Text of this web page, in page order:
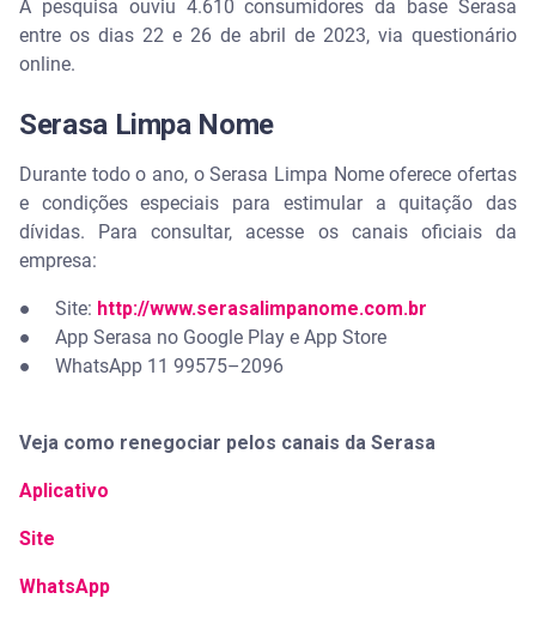
A pesquisa ouviu 4.610 consumidores da base Serasa
entre os dias 22 e 26 de abril de 2023, via questionário
online.
Serasa Limpa Nome
Durante todo o ano, o Serasa Limpa Nome oferece ofertas
e condições especiais para estimular a quitação das
dívidas. Para consultar, acesse os canais oficiais da
empresa:
● Site: http://www.serasalimpanome.com.br
● App Serasa no Google Play e App Store
● WhatsApp 11 99575–2096
Veja como renegociar pelos canais da Serasa
Aplicativo
Site
WhatsApp